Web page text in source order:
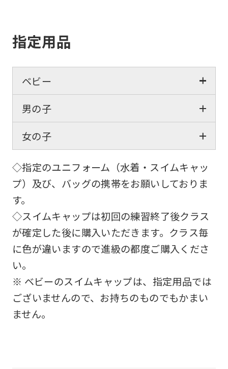
指定用品
ベビー
男の子
女の子
◇指定のユニフォーム（水着・スイムキャッ
プ）及び、バッグの携帯をお願いしておりま
す。
◇スイムキャップは初回の練習終了後クラス
が確定した後に購入いただきます。クラス毎
に色が違いますので進級の都度ご購入くださ
い。
※ ベビーのスイムキャップは、指定用品では
ございませんので、お持ちのものでもかまい
ません。